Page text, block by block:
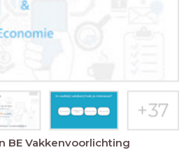
BE Vakkenvoorlichting